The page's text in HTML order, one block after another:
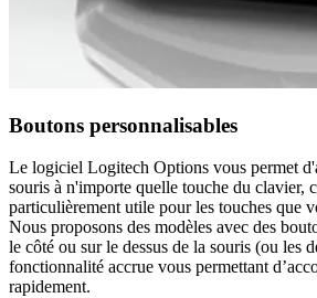
Boutons personnalisables
Le logiciel Logitech Options vous permet
souris à n'importe quelle touche du clavier,
particulièrement utile pour les touches que
Nous proposons des modèles avec des
le côté ou sur le dessus de la souris (ou les
fonctionnalité accrue vous permettant
rapidement.